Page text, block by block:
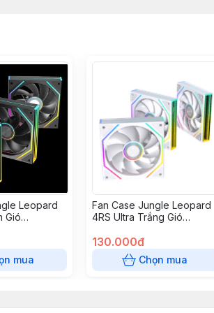
Leopard
Gió
mua
Fan Case Jungle Leopard
4RS Ultra Trắng Gió
130.000đ
Chọn mua